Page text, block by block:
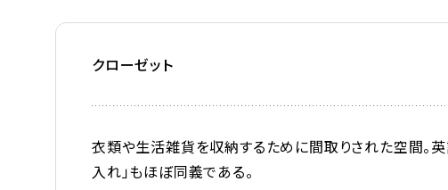
クローゼット
衣類や生活雑貨を収納するために間取りされた空間。英
入れ」もほぼ同義である。